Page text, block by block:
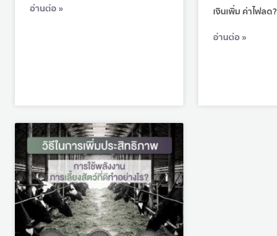
อ่านต่อ »
เงินเพิ่ม ค่าไฟลด?
อ่านต่อ »